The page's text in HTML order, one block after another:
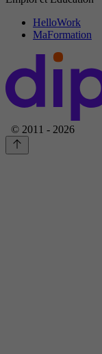
HelloWork
MaFormation
© 2011 - 2026